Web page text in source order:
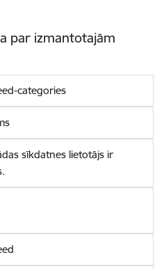
par izmantotajām
categories
sīkdatnes lietotājs ir